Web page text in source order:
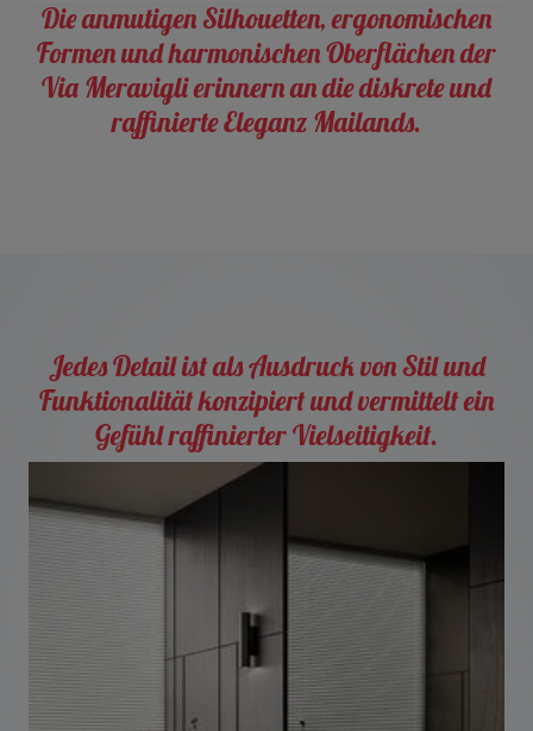
Die anmutigen Silhouetten, ergonomischen
Formen und harmonischen Oberflächen der
Via Meravigli erinnern an die diskrete und
raffinierte Eleganz Mailands.
Jedes Detail ist als Ausdruck von Stil und
Funktionalität konzipiert und vermittelt ein
Gefühl raffinierter Vielseitigkeit.